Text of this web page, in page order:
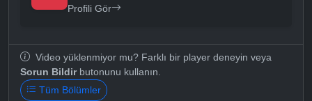
Profili Gör
Video yüklenmiyor mu? Farklı bir player deneyin veya
Sorun Bildirbutonunu kullanın.
Tüm Bölümler